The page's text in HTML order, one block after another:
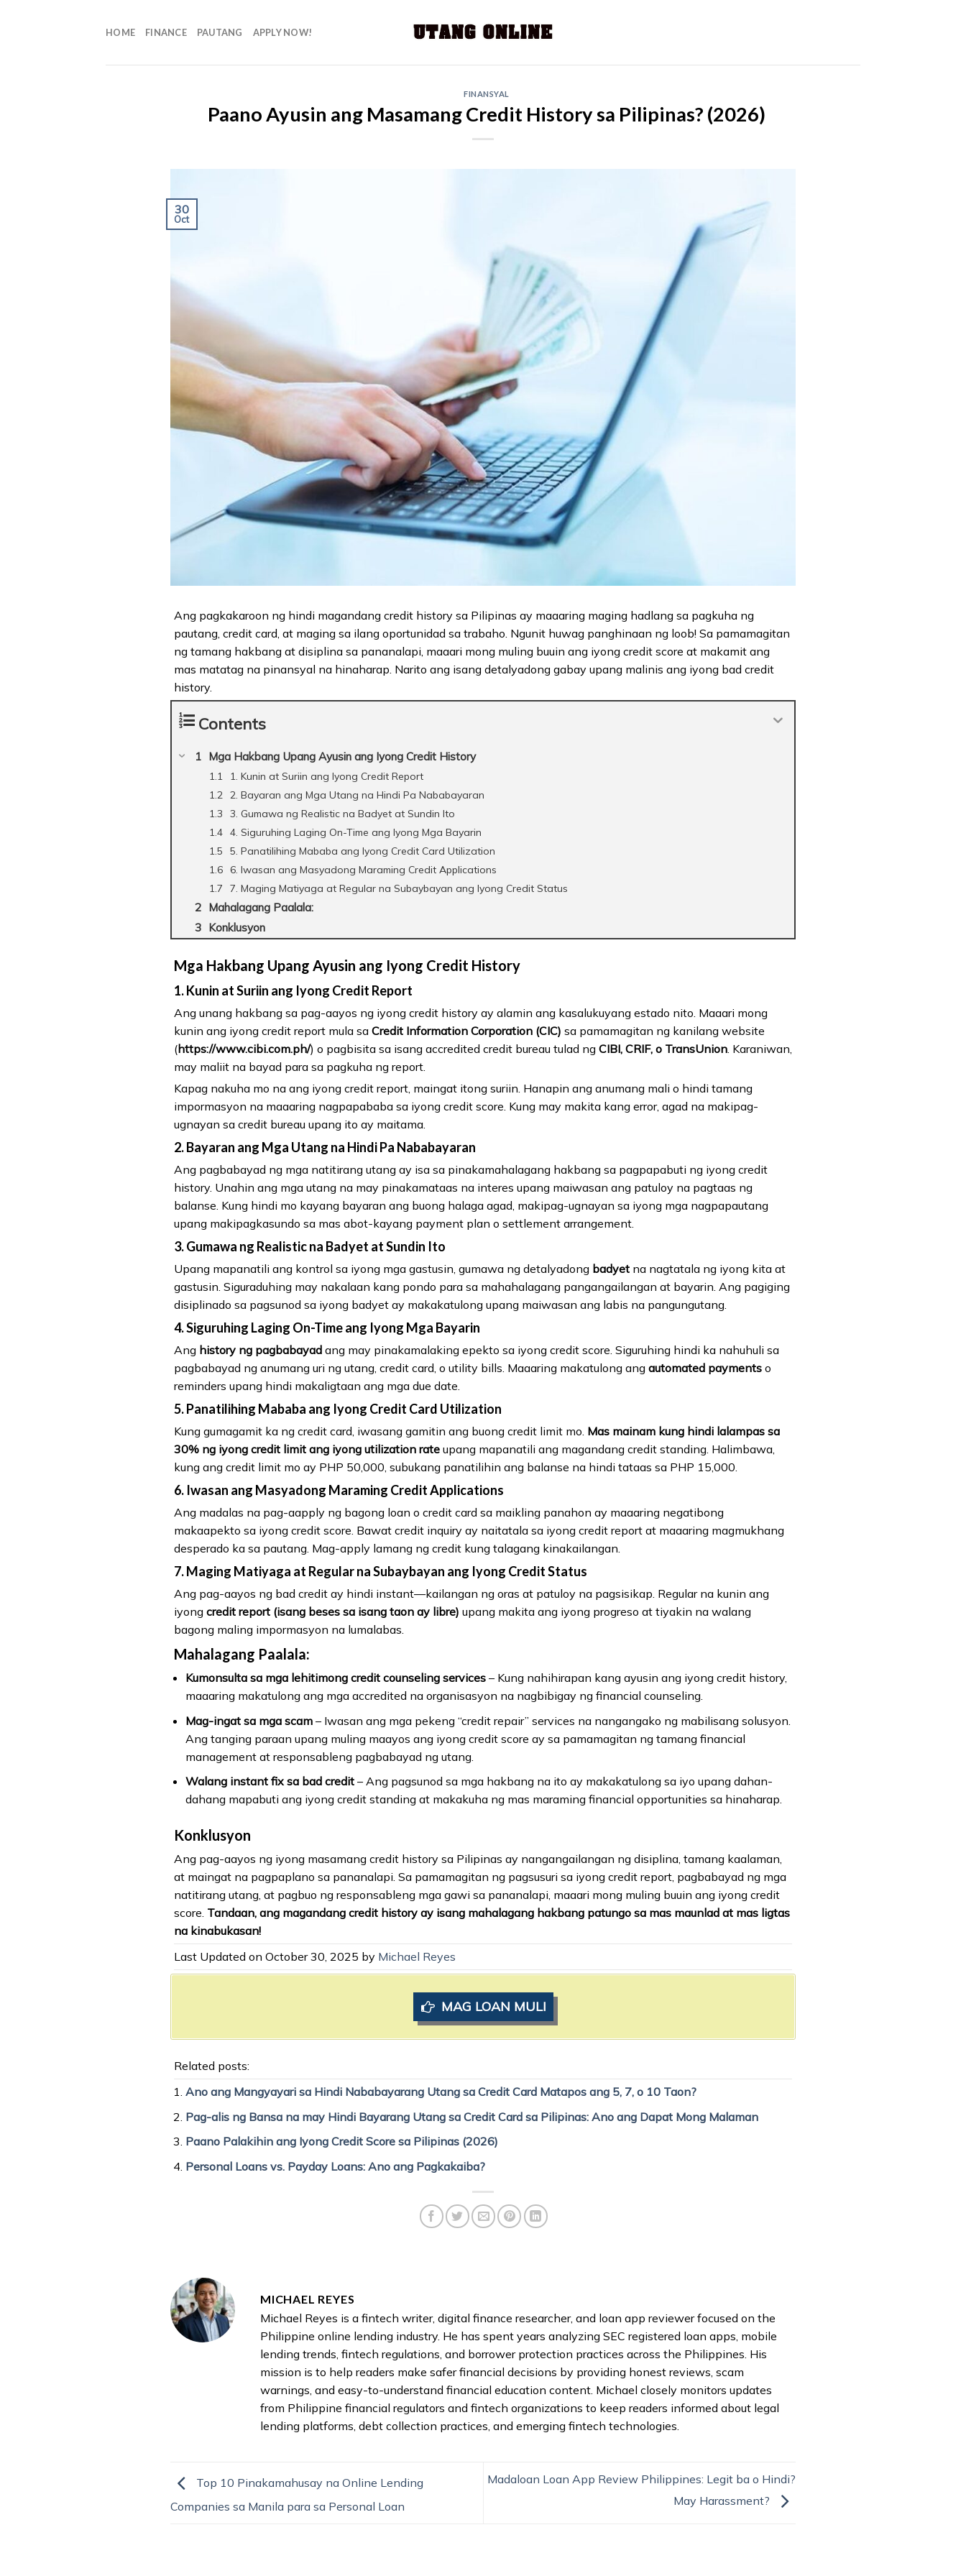
HOME FINANCE PAUTANG APPLY NOW!
FINANSYAL
Paano Ayusin ang Masamang Credit History sa Pilipinas? (2026)
30
Oct
Ang pagkakaroon ng hindi magandang credit history sa Pilipinas ay maaaring maging hadlang sa pagkuha ng
pautang, credit card, at maging sa ilang oportunidad sa trabaho. Ngunit huwag panghinaan ng loob! Sa pamamagitan
ng tamang hakbang at disiplina sa pananalapi, maaari mong muling buuin ang iyong credit score at makamit ang
mas matatag na pinansyal na hinaharap. Narito ang isang detalyadong gabay upang malinis ang iyong bad credit
history.
Contents
Mga Hakbang Upang Ayusin ang Iyong Credit History
1. Kunin at Suriin ang Iyong Credit Report
2. Bayaran ang Mga Utang na Hindi Pa Nababayaran
3. Gumawa ng Realistic na Badyet at Sundin Ito
4. Siguruhing Laging On-Time ang Iyong Mga Bayarin
5. Panatilihing Mababa ang Iyong Credit Card Utilization
6. Iwasan ang Masyadong Maraming Credit Applications
7. Maging Matiyaga at Regular na Subaybayan ang Iyong Credit Status
Mahalagang Paalala:
Konklusyon
Mga Hakbang Upang Ayusin ang Iyong Credit History
1. Kunin at Suriin ang Iyong Credit Report
Ang unang hakbang sa pag-aayos ng iyong credit history ay alamin ang kasalukuyang estado nito. Maaari mong
kunin ang iyong credit report mula sa Credit Information Corporation (CIC) sa pamamagitan ng kanilang website
(https://www.cibi.com.ph/) o pagbisita sa isang accredited credit bureau tulad ng CIBI, CRIF, o TransUnion. Karaniwan,
may maliit na bayad para sa pagkuha ng report.
Kapag nakuha mo na ang iyong credit report, maingat itong suriin. Hanapin ang anumang mali o hindi tamang
impormasyon na maaaring nagpapababa sa iyong credit score. Kung may makita kang error, agad na makipag-
ugnayan sa credit bureau upang ito ay maitama.
2. Bayaran ang Mga Utang na Hindi Pa Nababayaran
Ang pagbabayad ng mga natitirang utang ay isa sa pinakamahalagang hakbang sa pagpapabuti ng iyong credit
history. Unahin ang mga utang na may pinakamataas na interes upang maiwasan ang patuloy na pagtaas ng
balanse. Kung hindi mo kayang bayaran ang buong halaga agad, makipag-ugnayan sa iyong mga nagpapautang
upang makipagkasundo sa mas abot-kayang payment plan o settlement arrangement.
3. Gumawa ng Realistic na Badyet at Sundin Ito
Upang mapanatili ang kontrol sa iyong mga gastusin, gumawa ng detalyadong badyet na nagtatala ng iyong kita at
gastusin. Siguraduhing may nakalaan kang pondo para sa mahahalagang pangangailangan at bayarin. Ang pagiging
disiplinado sa pagsunod sa iyong badyet ay makakatulong upang maiwasan ang labis na pangungutang.
4. Siguruhing Laging On-Time ang Iyong Mga Bayarin
Ang history ng pagbabayad ang may pinakamalaking epekto sa iyong credit score. Siguruhing hindi ka nahuhuli sa
pagbabayad ng anumang uri ng utang, credit card, o utility bills. Maaaring makatulong ang automated payments o
reminders upang hindi makaligtaan ang mga due date.
5. Panatilihing Mababa ang Iyong Credit Card Utilization
Kung gumagamit ka ng credit card, iwasang gamitin ang buong credit limit mo. Mas mainam kung hindi lalampas sa
30% ng iyong credit limit ang iyong utilization rate upang mapanatili ang magandang credit standing. Halimbawa,
kung ang credit limit mo ay PHP 50,000, subukang panatilihin ang balanse na hindi tataas sa PHP 15,000.
6. Iwasan ang Masyadong Maraming Credit Applications
Ang madalas na pag-aapply ng bagong loan o credit card sa maikling panahon ay maaaring negatibong
makaapekto sa iyong credit score. Bawat credit inquiry ay naitatala sa iyong credit report at maaaring magmukhang
desperado ka sa pautang. Mag-apply lamang ng credit kung talagang kinakailangan.
7. Maging Matiyaga at Regular na Subaybayan ang Iyong Credit Status
Ang pag-aayos ng bad credit ay hindi instant—kailangan ng oras at patuloy na pagsisikap. Regular na kunin ang
iyong credit report (isang beses sa isang taon ay libre) upang makita ang iyong progreso at tiyakin na walang
bagong maling impormasyon na lumalabas.
Mahalagang Paalala:
Kumonsulta sa mga lehitimong credit counseling services– Kung nahihirapan kang ayusin ang iyong credit history,
maaaring makatulong ang mga accredited na organisasyon na nagbibigay ng financial counseling.
Mag-ingat sa mga scam– Iwasan ang mga pekeng “credit repair” services na nangangako ng mabilisang solusyon.
Ang tanging paraan upang muling maayos ang iyong credit score ay sa pamamagitan ng tamang financial
management at responsableng pagbabayad ng utang.
Walang instant fix sa bad credit– Ang pagsunod sa mga hakbang na ito ay makakatulong sa iyo upang dahan-
dahang mapabuti ang iyong credit standing at makakuha ng mas maraming financial opportunities sa hinaharap.
Konklusyon
Ang pag-aayos ng iyong masamang credit history sa Pilipinas ay nangangailangan ng disiplina, tamang kaalaman,
at maingat na pagpaplano sa pananalapi. Sa pamamagitan ng pagsusuri sa iyong credit report, pagbabayad ng mga
natitirang utang, at pagbuo ng responsableng mga gawi sa pananalapi, maaari mong muling buuin ang iyong credit
score. Tandaan, ang magandang credit history ay isang mahalagang hakbang patungo sa mas maunlad at mas ligtas
na kinabukasan!
Last Updated on October 30, 2025 by Michael Reyes
MAG LOAN MULI
Related posts:
Ano ang Mangyayari sa Hindi Nababayarang Utang sa Credit Card Matapos ang 5, 7, o 10 Taon?
Pag-alis ng Bansa na may Hindi Bayarang Utang sa Credit Card sa Pilipinas: Ano ang Dapat Mong Malaman
Paano Palakihin ang Iyong Credit Score sa Pilipinas (2026)
Personal Loans vs. Payday Loans: Ano ang Pagkakaiba?
MICHAEL REYES
Michael Reyes is a fintech writer, digital finance researcher, and loan app reviewer focused on the
Philippine online lending industry. He has spent years analyzing SEC registered loan apps, mobile
lending trends, fintech regulations, and borrower protection practices across the Philippines. His
mission is to help readers make safer financial decisions by providing honest reviews, scam
warnings, and easy-to-understand financial education content. Michael closely monitors updates
from Philippine financial regulators and fintech organizations to keep readers informed about legal
lending platforms, debt collection practices, and emerging fintech technologies.
Top 10 Pinakamahusay na Online Lending
Companies sa Manila para sa Personal Loan
Madaloan Loan App Review Philippines: Legit ba o Hindi?
May Harassment?